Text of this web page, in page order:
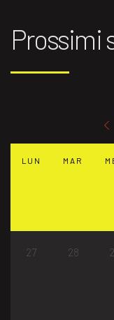
Prossimi
LUN MAR
27 28